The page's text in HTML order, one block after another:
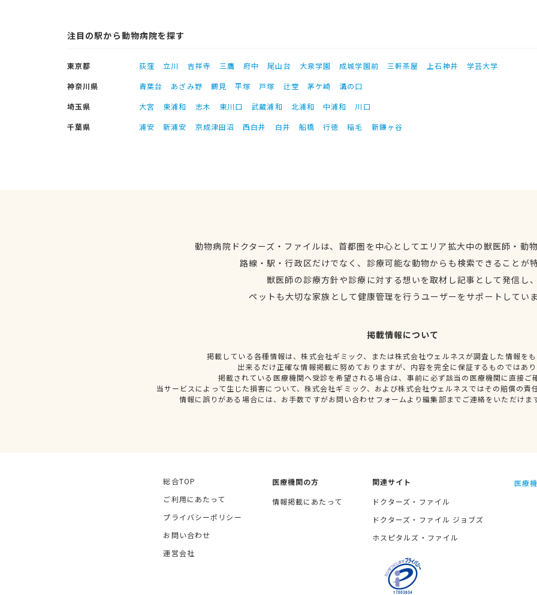
注目の駅から動物病院を探す
東京都 荻窪 立川 吉祥寺 三鷹 府中 尾山台 大泉学園 成城学園前 三軒茶屋 上石神井
学芸大学
神奈川県
青葉台 あざみ野 鶴見 平塚 戸塚 辻堂 茅ケ崎
溝の口
埼玉県
大宮 東浦和 志木 東川口 武蔵浦和 北浦和 中浦和
川口
千葉県
浦安 新浦安 京成津田沼 西白井 白井 船橋 行徳 稲毛 新鎌ヶ谷
動物病院ドクターズ・ファイルは、首都圏を中心としてエリア拡大中の獣医師・動
路線・駅・行政区だけでなく、診療可能な動物からも検索できることが
獣医師の診療方針や診療に対する想いを取材し記事として発信し
ペットも大切な家族として健康管理を行うユーザーをサポートしてい
掲載情報について
掲載している各種情報は、株式会社ギミック、または株式会社ウェルネスが調査した情報を
出来るだけ正確な情報掲載に努めておりますが、内容を完全に保証するものではあ
掲載されている医療機関へ受診を希望される場合は、事前に必ず該当の医療機関に直接ご
当サービスによって生じた損害について、株式会社ギミック、および株式会社ウェルネスではその賠償の責
情報に誤りがある場合には、お手数ですがお問い合わせフォームより編集部までご連絡をいただけま
総合TOP
ご利用にあたって
プライバシーポリシー
お問い合わせ
運営会社
医療機関の方
情報掲載にあたって
関連サイト
ドクターズ・ファイル
ドクターズ・ファイル ジョブズ
ホスピタルズ・ファイル
医療